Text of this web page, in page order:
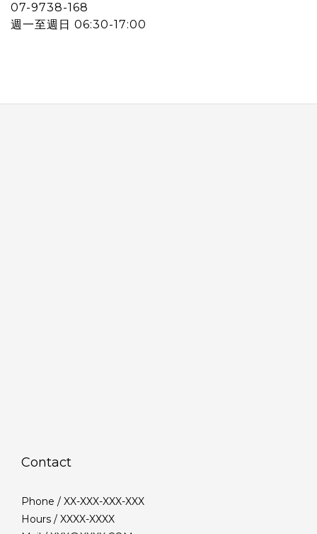
07-9738-168
週一至週日 06:30-17:00
Contact
Phone / XX-XXX-XXX-XXX
Hours / XXXX-XXXX